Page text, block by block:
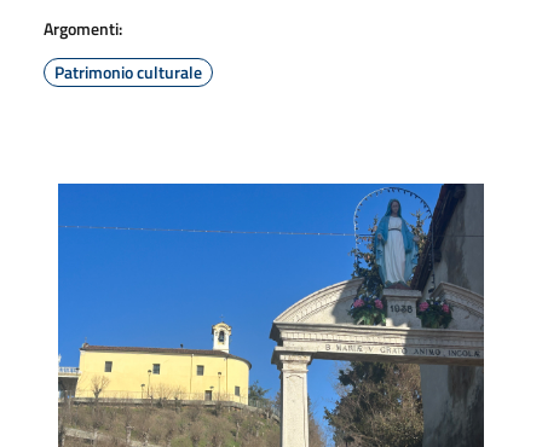
Argomenti:
Patrimonio culturale